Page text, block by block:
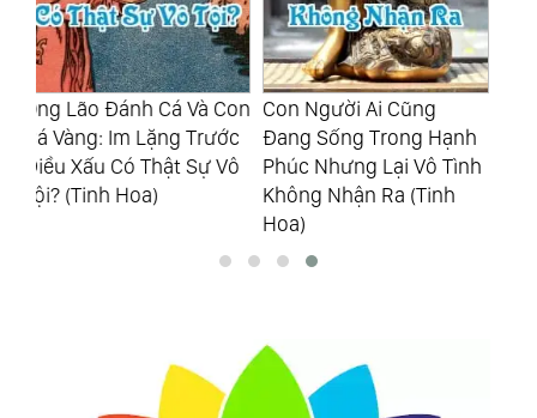
Con Người Ai Cũng
Đang Sống Trong Hạnh
Phúc Nhưng Lại Vô Tình
Không Nhận Ra (Tinh
Học Cách Bình Thản Với
Đời, Chuyện Duyên Phận
Hãy Cứ Để Trời Cao
(Tinh Hoa)